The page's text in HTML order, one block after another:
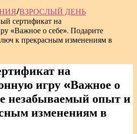
/ВЗРОСЛЫЙ ДЕНЬ
сертификат на
«Важное о себе». Подарите
к прекрасным изменениям в
на
игру «Важное о
незабываемый опыт и
изменениям в